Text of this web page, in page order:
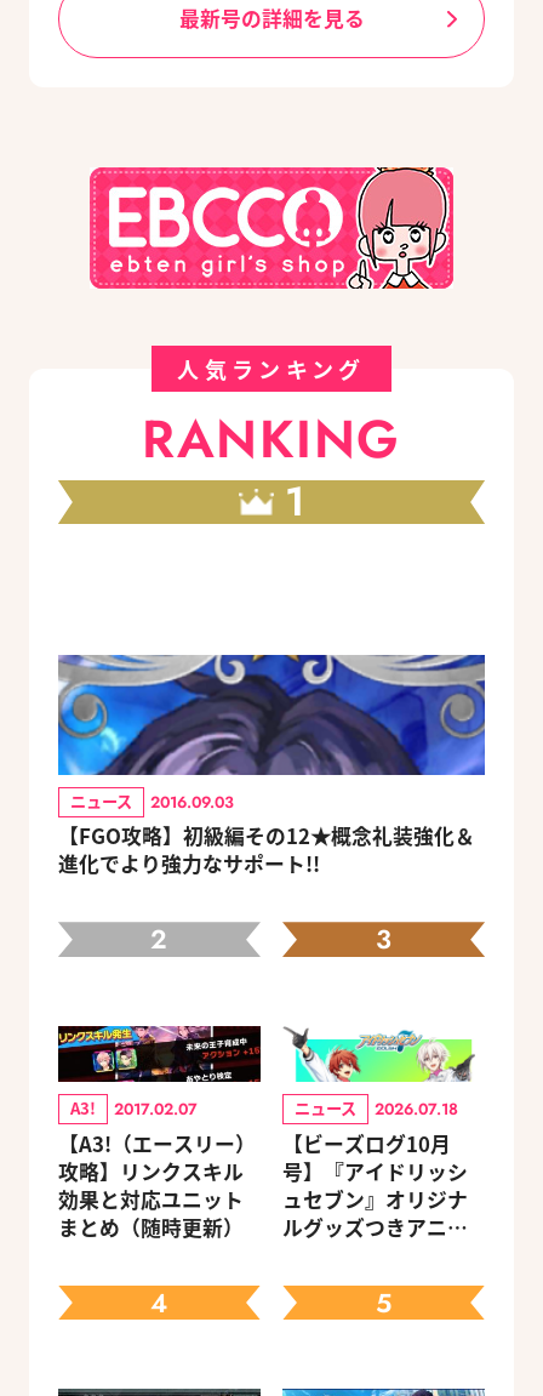
最新号の詳細を見る
人気ランキング
RANKING
1
ニュース 2016.09.03
【FGO攻略】初級編その12★概念礼装強化＆
進化でより強力なサポート!!
2
A3! 2017.02.07
【A3!（エースリー）
攻略】リンクスキル
効果と対応ユニット
まとめ（随時更新）
3
ニュース 2026.07.18
【ビーズログ10月
号】『アイドリッシ
ュセブン』オリジナ
ルグッズつきアニメ
Xパック予約受付中！
4 5